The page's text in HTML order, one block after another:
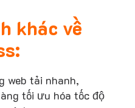
khác về
web tải nhanh,
tối ưu hóa tốc độ